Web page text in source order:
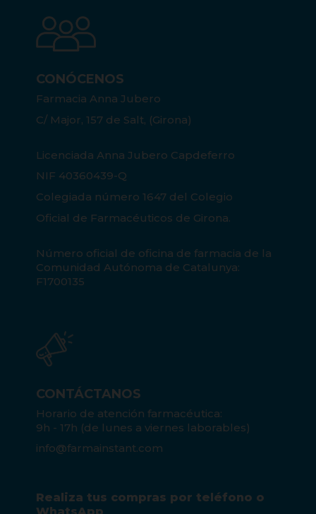
CONÓCENOS
Farmacia Anna Jubero
C/ Major, 157 de Salt, (Girona)
Licenciada Anna Jubero Capdeferro
NIF 40360439-Q
Colegiada número 1647 del Colegio
Oficial de Farmacéuticos de Girona.
Número oficial de oficina de farmacia de la
Comunidad Autónoma de Catalunya:
F1700135
CONTÁCTANOS
Horario de atención farmacéutica:
9h - 17h (de lunes a viernes laborables)
info@farmainstant.com
Realiza tus compras por teléfono o